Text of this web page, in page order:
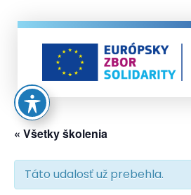
« Všetky školenia
Táto udalosť už prebehla.